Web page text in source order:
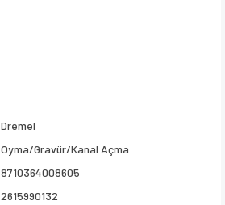
Dremel
Oyma/Gravür/Kanal Açma
8710364008605
2615990132